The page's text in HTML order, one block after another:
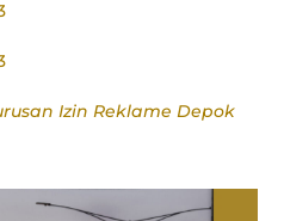
Izin Reklame Depok